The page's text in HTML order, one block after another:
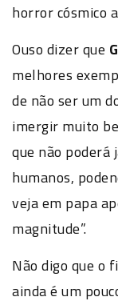
horror cósmico
Ouso dizer que
melhores
de não ser um
imergir muito
que não poderá
humanos,
veja em papa
magnitude”.
Não digo que o
ainda é um